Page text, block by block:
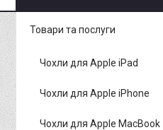
Товари та послуги
Чохли для Apple iPad
Чохли для Apple iPhone
Чохли для Apple MacBook